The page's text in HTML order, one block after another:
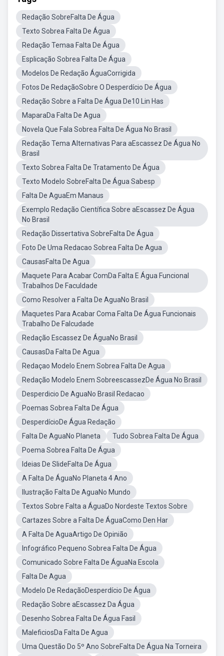
Redação SobreFalta De Água
Texto Sobrea Falta De Água
Redação Temaa Falta De Água
Esplicação Sobrea Falta De Água
Modelos De Redação ÁguaCorrigida
Fotos De RedaçãoSobre O Desperdício De Água
Redação Sobre a Falta De Água De10 Lin Has
MaparaDa Falta De Agua
Novela Que Fala Sobrea Falta De Água No Brasil
Redação Tema Alternativas Para aEscassez De Água No
Brasil
Texto Sobrea Falta De Tratamento De Água
Texto Modelo SobreFalta De Água Sabesp
Falta De AguaEm Manaus
Exemplo Redação Científica Sobre aEscassez De Água
No Brasil
Redação Dissertativa SobreFalta De Água
Foto De Uma Redacao Sobrea Falta De Agua
CausasFalta De Agua
Maquete Para Acabar ComDa Falta E Água Funcional
Trabalhos De Faculdade
Como Resolver a Falta De AguaNo Brasil
Maquetes Para Acabar Coma Falta De Água Funcionais
Trabalho De Falcudade
Redação Escassez De ÁguaNo Brasil
CausasDa Falta De Agua
Redaçao Modelo Enem Sobrea Falta De Agua
Redação Modelo Enem SobreescassezDe Água No Brasil
Desperdicio De AguaNo Brasil Redacao
Poemas Sobrea Falta De Água
DesperdícioDe Água Redação
Falta De AguaNo Planeta
Tudo Sobrea Falta De Água
Poema Sobrea Falta De Água
Ideias De SlideFalta De Água
A Falta De ÁguaNo Planeta 4 Ano
Ilustração Falta De AguaNo Mundo
Textos Sobre Falta a ÁguaDo Nordeste Textos Sobre
Cartazes Sobre a Falta De ÁguaComo Den Har
A Falta De AguaArtigo De Opinião
Infográfico Pequeno Sobrea Falta De Água
Comunicado Sobre Falta De ÁguaNa Escola
Falta De Agua
Modelo De RedaçãoDesperdício De Água
Redação Sobre aEscassez Da Água
Desenho Sobrea Falta De Água Fasil
MaleficiosDa Falta De Agua
Uma Questão Do 5º Ano SobreFalta De Água Na Torneira